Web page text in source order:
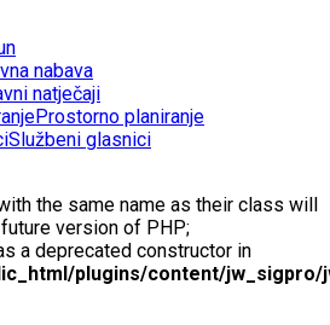
nabava
natječaji
Prostorno planiranje
Službeni glasnici
the same name as their class will
version of PHP;
a deprecated constructor in
plugins/content/jw_sigpro/